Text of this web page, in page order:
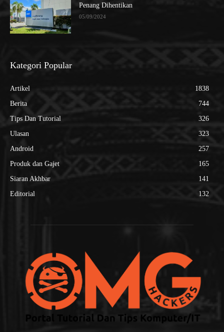
Penang Dihentikan
05/09/2024
Kategori Popular
Artikel
1838
Berita
744
Tips Dan Tutorial
326
Ulasan
323
Android
257
Produk dan Gajet
165
Siaran Akhbar
141
Editorial
132